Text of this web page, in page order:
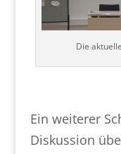
Die
Ein weiterer
Diskussion